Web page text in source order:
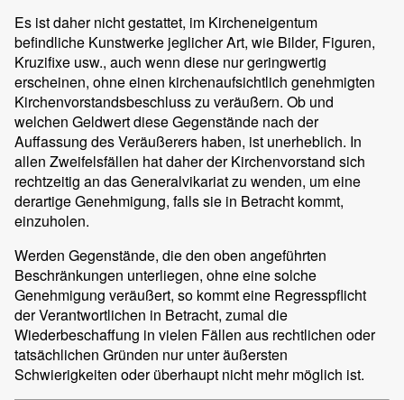
Es ist daher nicht gestattet, im Kircheneigentum
befindliche Kunstwerke jeglicher Art, wie Bilder, Figuren,
Kruzifixe usw., auch wenn diese nur geringwertig
erscheinen, ohne einen kirchenaufsichtlich genehmigten
Kirchenvorstandsbeschluss zu veräußern. Ob und
welchen Geldwert diese Gegenstände nach der
Auffassung des Veräußerers haben, ist unerheblich. In
allen Zweifelsfällen hat daher der Kirchenvorstand sich
rechtzeitig an das Generalvikariat zu wenden, um eine
derartige Genehmigung, falls sie in Betracht kommt,
einzuholen.
Werden Gegenstände, die den oben angeführten
Beschränkungen unterliegen, ohne eine solche
Genehmigung veräußert, so kommt eine Regresspflicht
der Verantwortlichen in Betracht, zumal die
Wiederbeschaffung in vielen Fällen aus rechtlichen oder
tatsächlichen Gründen nur unter äußersten
Schwierigkeiten oder überhaupt nicht mehr möglich ist.